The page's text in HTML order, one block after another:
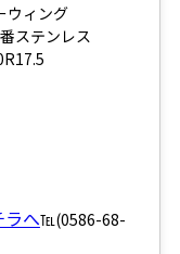
ウィング
ステンレス
へ℡(0586-68-